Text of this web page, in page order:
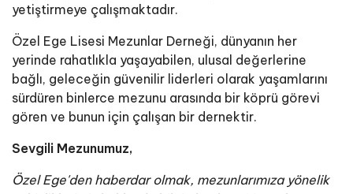
yetiştirmeye çalışmaktadır.
Özel Ege Lisesi Mezunlar Derneği, dünyanın her
yerinde rahatlıkla yaşayabilen, ulusal değerlerine
bağlı, geleceğin güvenilir liderleri olarak yaşamlarını
sürdüren binlerce mezunu arasında bir köprü görevi
gören ve bunun için çalışan bir dernektir.
Sevgili Mezunumuz,
Özel Ege'den haberdar olmak, mezunlarımıza yönelik